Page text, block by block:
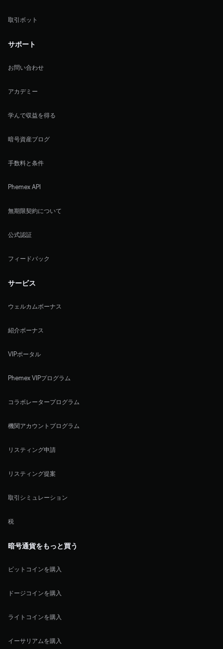
取引ボット
サポート
お問い合わせ
アカデミー
学んで収益を得る
暗号資産ブログ
手数料と条件
Phemex API
無期限契約について
公式認証
フィードバック
サービス
ウェルカムボーナス
紹介ボーナス
VIPポータル
Phemex VIPプログラム
コラボレータープログラム
機関アカウントプログラム
リスティング申請
リスティング提案
取引シミュレーション
税
暗号通貨をもっと買う
ビットコインを購入
ドージコインを購入
ライトコインを購入
イーサリアムを購入